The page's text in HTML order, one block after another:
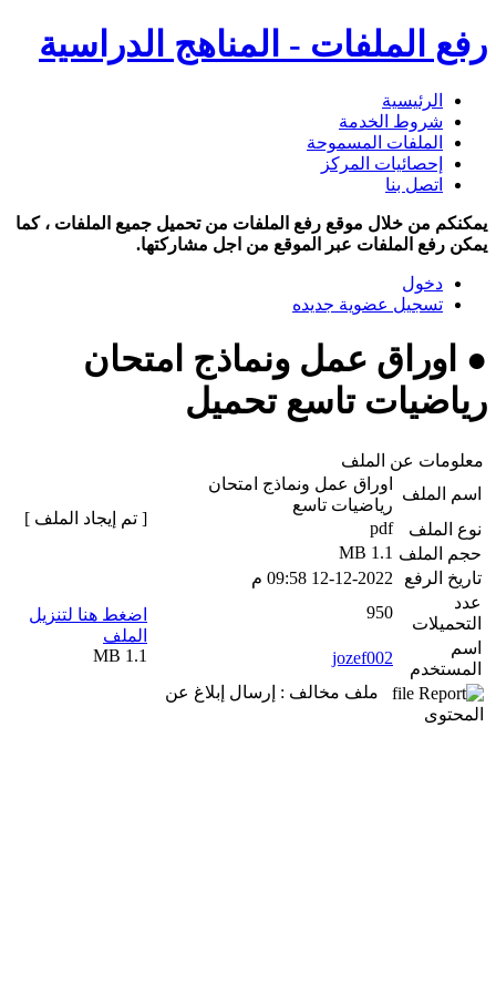
رفع الملفات - المناهج الدراسية
الرئيسية
شروط الخدمة
الملفات المسموحة
إحصائيات المركز
اتصل بنا
يمكنكم من خلال موقع رفع الملفات من تحميل جميع الملفات ، كما
يمكن رفع الملفات عبر الموقع من اجل مشاركتها.
دخول
تسجيل عضوية جديده
● اوراق عمل ونماذج امتحان
رياضيات تاسع تحميل
معلومات عن الملف
اسم الملف
اوراق عمل ونماذج امتحان
رياضيات تاسع
نوع الملف
pdf
حجم الملف 1.1 MB
تاريخ الرفع
12-12-2022 09:58 م
عدد
التحميلات
950
اسم
المستخدم
jozef002
ملف مخالف : إرسال إبلاغ عن
المحتوى
[ تم إيجاد الملف ]
اضغط هنا لتنزيل
الملف
1.1 MB